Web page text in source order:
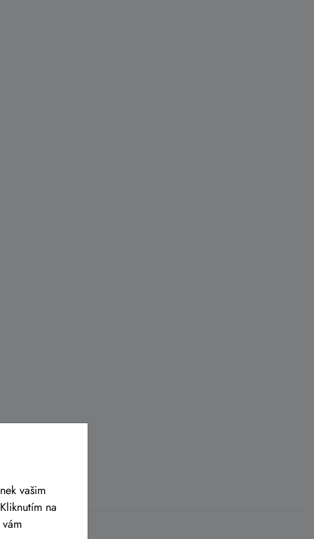
vašim
na